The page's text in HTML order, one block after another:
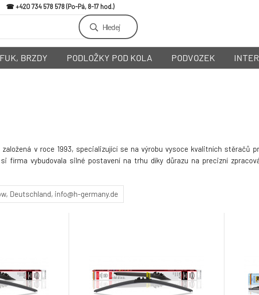
+420 734 578 578
Hledej
BRZDY PODLOŽKY POD KOLA PODVOZEK
v roce 1993, specializující se na výrobu vysoce kvalitních stěračů
firma vybudovala silné postavení na trhu díky důrazu na precizní
Deutschland info@h-germany.de